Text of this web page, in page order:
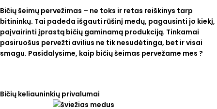
Bičių šeimų pervežimas – ne toks ir retas reiškinys tarp
bitininkų. Tai padeda išgauti rūšinį medų, pagausinti jo kiekį,
paįvairinti įprastą bičių gaminamą produkciją. Tinkamai
pasiruošus pervežti avilius ne tik nesudėtinga, bet ir visai
smagu. Pasidalysime, kaip bičių šeimas pervežame mes ?
Bičių keliauninkių privalumai